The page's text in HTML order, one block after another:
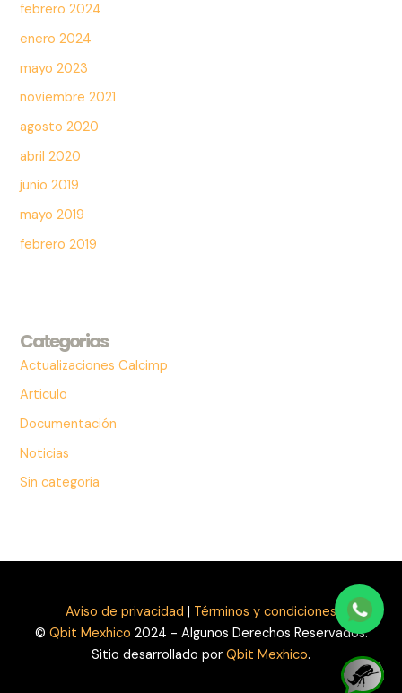
febrero 2024
enero 2024
mayo 2023
noviembre 2021
agosto 2020
abril 2020
junio 2019
mayo 2019
febrero 2019
Categorias
Actualizaciones Calcimp
Articulo
Documentación
Noticias
Sin categoría
Aviso de privacidad
Términos y condiciones
© Qbit Mexhico 2024 - Algunos Derechos Reservados.
Sitio desarrollado por Qbit Mexhico.